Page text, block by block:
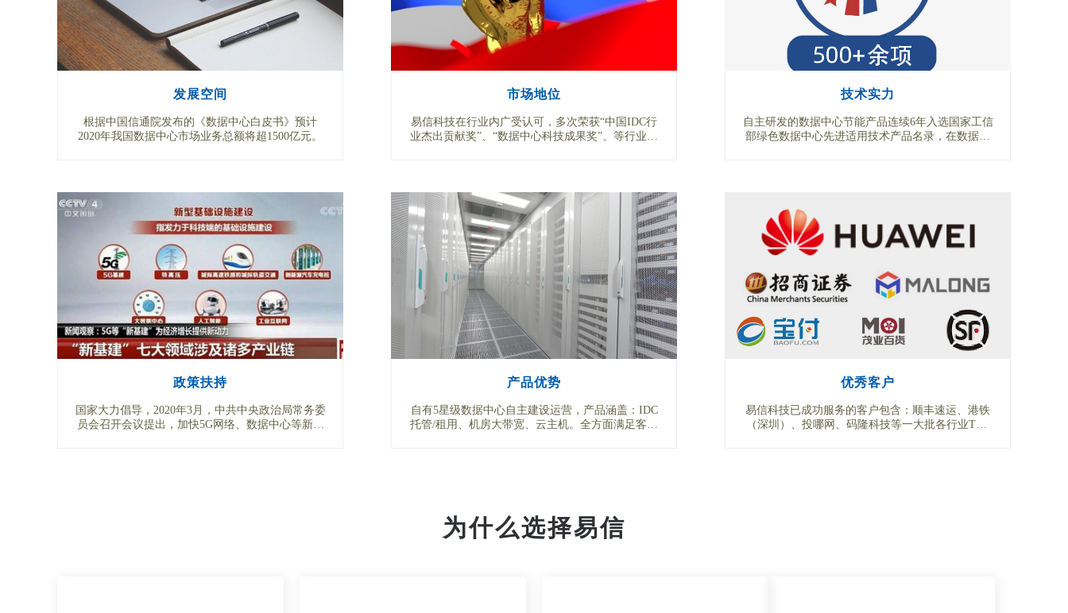
发展空间
根据中国信通院发布的《数据中心白皮书》预计
2020年我国数据中心市场业务总额将超1500亿元。
市场地位
易信科技在行业内广受认可，多次荣获“中国IDC行
业杰出贡献奖”、“数据中心科技成果奖”、等行业大
技术实力
自主研发的数据中心节能产品连续6年入选国家工信
部绿色数据中心先进适用技术产品名录，在数据中
政策扶持
国家大力倡导，2020年3月，中共中央政治局常务委
员会召开会议提出，加快5G网络、数据中心等新型
产品优势
自有5星级数据中心自主建设运营，产品涵盖：IDC
托管/租用、机房大带宽、云主机。全方面满足客户
优秀客户
易信科技已成功服务的客户包含：顺丰速运、港铁
（深圳）、投哪网、码隆科技等一大批各行业TOP
为什么选择易信